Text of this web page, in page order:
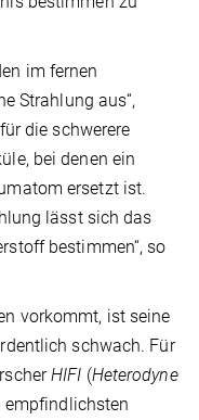
im fernen
Strahlung aus“,
die schwerere
bei denen ein
ersetzt ist.
lässt sich das
bestimmen“, so
vorkommt, ist seine
schwach. Für
HIFI (Heterodyne
empfindlichsten